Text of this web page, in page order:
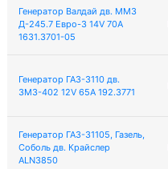
Генератор Валдай дв. ММЗ
Д-245.7 Евро-3 14V 70A
1631.3701-05
Генератор ГАЗ-3110 дв.
ЗМЗ-402 12V 65A 192.3771
Генератор ГАЗ-31105, Газель,
Соболь дв. Крайслер
ALN3850